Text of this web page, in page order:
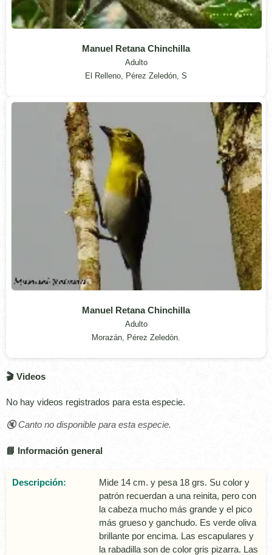
Manuel Retana Chinchilla
Adulto
El Relleno, Pérez Zeledón, S
Manuel Retana Chinchilla
Adulto
Morazán, Pérez Zeledón.
🎬 Videos
No hay videos registrados para esta especie.
🔇 Canto no disponible para esta especie.
📘 Información general
Descripción:
Mide 14 cm. y pesa 18 grs. Su color y
patrón recuerdan a una reinita, pero con
la cabeza mucho más grande y el pico
más grueso y ganchudo. Es verde oliva
brillante por encima. Las escapulares y
la rabadilla son de color gris pizarra. Las